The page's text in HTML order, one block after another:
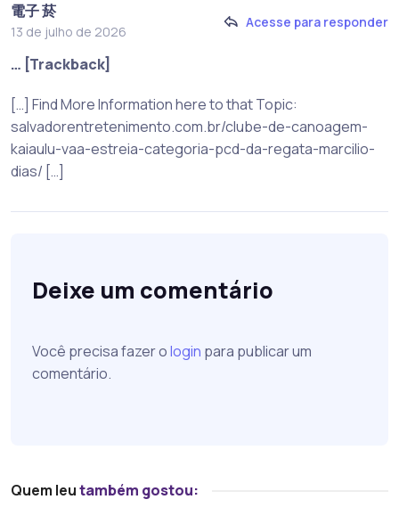
電子 菸
13 de julho de 2026
Acesse para responder
… [Trackback]
[…] Find More Information here to that Topic:
salvadorentretenimento.com.br/clube-de-canoagem-
kaiaulu-vaa-estreia-categoria-pcd-da-regata-marcilio-
dias/ […]
Deixe um comentário
Você precisa fazer ologin para publicar um
comentário.
Quem leutambém gostou: